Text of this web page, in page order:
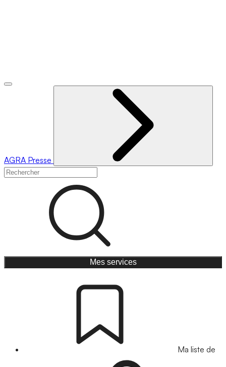
AGRA Presse
Mes services
Ma liste de